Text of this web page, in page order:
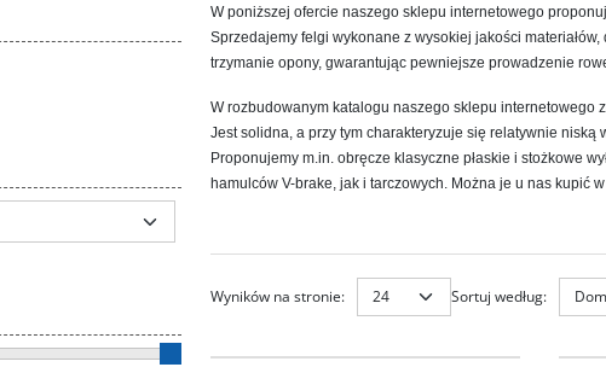
W poniższej ofercie naszego sklepu internetowego
Sprzedajemy felgi wykonane z wysokiej jakości
trzymanie opony, gwarantując pewniejsze prowadzenie
W rozbudowanym katalogu naszego sklepu
Jest solidna, a przy tym charakteryzuje się relatywnie
Proponujemy m.in. obręcze klasyczne płaskie i stożkowe
hamulców V-brake, jak i tarczowych. Można je u nas kupić
Wyników na stronie: Sortuj według: